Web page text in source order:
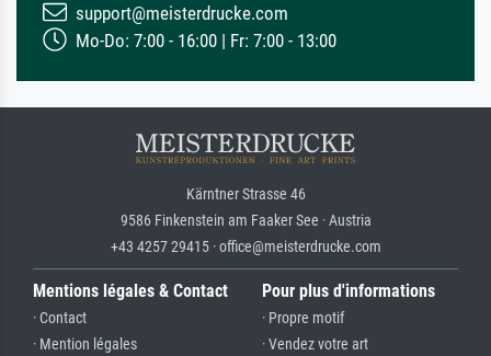
support@meisterdrucke.com
Mo-Do: 7:00 - 16:00 | Fr: 7:00 - 13:00
Kärntner Strasse 46
9586 Finkenstein am Faaker See · Austria
+43 4257 29415 · office@meisterdrucke.com
Mentions légales & Contact
· Contact
· Mention légales
Pour plus d'informations
· Propre motif
· Vendez votre art